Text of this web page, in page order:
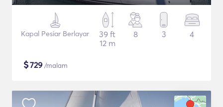
Kapal Pesiar Berlayar
39 ft
12 m
8 3 4
$729 /malam